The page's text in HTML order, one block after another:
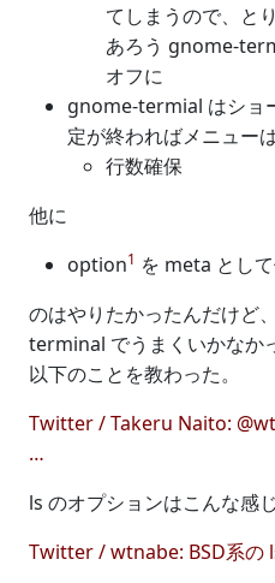
てしまうので、と
あろう gnome-
オフに
gnome-termial はショ
定が終わればメニュー
行数確保
他に
option1 を meta として
のはやりたかったんだけど
terminal でうまくいかなか
以下のことを教わった。
Twitter / Takeru Naito:
…
ls のオプションはこんな感じ
Twitter / wtnabe: BSD系の